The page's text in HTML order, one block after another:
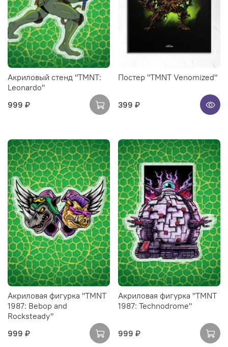
Акриловый стенд "TMNT:
Leonardo"
999 ₽
Постер "TMNT Venomized"
399 ₽
Акриловая фигурка "TMNT
1987: Bebop and
Rocksteady"
999 ₽
Акриловая фигурка "TMNT
1987: Technodrome"
999 ₽